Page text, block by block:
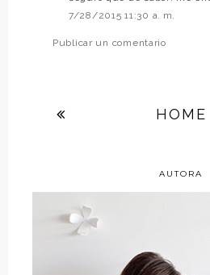
7/28/2015 11:30 a. m.
Publicar un comentario
HOME
AUTORA